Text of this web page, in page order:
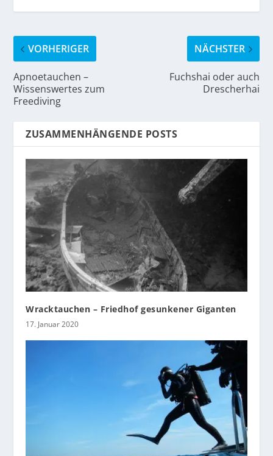
VORHERIGER
Apnoetauchen –
Wissenswertes zum
Freediving
NÄCHSTER
Fuchshai oder auch
Drescherhai
ZUSAMMENHÄNGENDE POSTS
Wracktauchen – Friedhof gesunkener Giganten
17. Januar 2020